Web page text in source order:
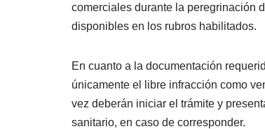
comerciales durante la peregrinación
disponibles en los rubros habilitados.
En cuanto a la documentación
únicamente el libre infracción como
vez deberán iniciar el trámite y
sanitario, en caso de corresponder.